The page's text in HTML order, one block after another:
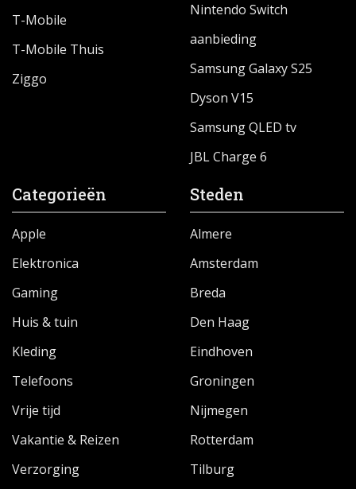
T-Mobile
T-Mobile Thuis
Ziggo
Nintendo Switch
aanbieding
Samsung Galaxy S25
Dyson V15
Samsung QLED tv
JBL Charge 6
Categorieën
Apple
Elektronica
Gaming
Huis & tuin
Kleding
Telefoons
Vrije tijd
Vakantie & Reizen
Verzorging
Steden
Almere
Amsterdam
Breda
Den Haag
Eindhoven
Groningen
Nijmegen
Rotterdam
Tilburg